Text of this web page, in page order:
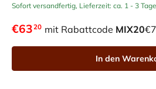
Sofort versandfertig, Lieferzeit: ca. 1 - 3 Tage
€6320 mit Rabattcode MIX20
In den